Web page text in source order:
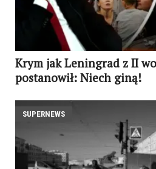
Krym jak Leningrad z II
postanowił: Niech giną!
SUPERNEWS